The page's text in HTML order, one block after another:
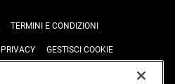
TERMINI E CONDIZIONI
PRIVACY GESTISCI COOKIE